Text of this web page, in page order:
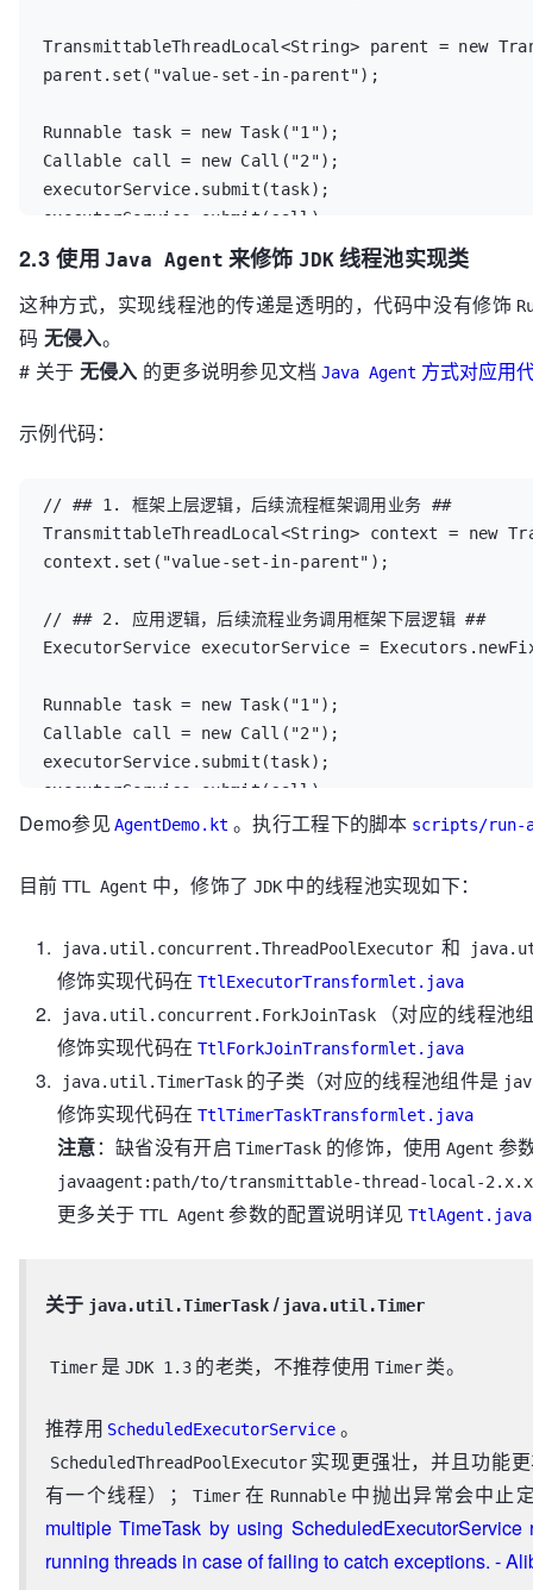
TransmittableThreadLocal<String> parent = new
parent.set("value-set-in-parent");
Runnable task = new Task("1");
Callable call = new Call("2");
executorService.submit(task);
executorService.submit(call);
//
// Task或是Call中可以读取，值是"value-set-in-parent"
String value = parent.get();
2.3 使用 Java Agent 来修饰 JDK 线程池实现类
这种方式，实现线程池的传递是透明的，代码中没有修饰
码 无侵入。
# 关于 无侵入 的更多说明参见文档 Java Agent 方式对应用
示例代码：
// ## 1. 框架上层逻辑，后续流程框架调用业务 ##
TransmittableThreadLocal<String> context = new
context.set("value-set-in-parent");
// ## 2. 应用逻辑，后续流程业务调用框架下层逻辑 ##
ExecutorService executorService =
Runnable task = new Task("1");
Callable call = new Call("2");
executorService.submit(task);
executorService.submit(call);
// Task或是Call中可以读取，值是"value-set-in-parent"
Demo参见 AgentDemo.kt 。执行工程下的脚本 scripts/run-
目前 TTL Agent 中，修饰了 JDK 中的线程池实现如下：
java.util.concurrent.ThreadPoolExecutor 和
修饰实现代码在 TtlExecutorTransformlet.java
java.util.concurrent.ForkJoinTask
（对应的线程池
修饰实现代码在 TtlForkJoinTransformlet.java
java.util.TimerTask 的子类（对应的线程池组件是
修饰实现代码在 TtlTimerTaskTransformlet.java
注意：缺省没有开启 TimerTask 的修饰，使用 Agent 参
javaagent:path/to/transmittable-thread-local-
更多关于 TTL Agent 参数的配置说明详见 TtlAgent.java
关于 java.util.TimerTask / java.util.Timer
Timer 是 JDK 1.3 的老类，不推荐使用 Timer 类。
推荐用 ScheduledExecutorService 。
ScheduledThreadPoolExecutor 实现更强壮，并且功能
有一个线程）；
Timer 在 Runnable 中抛出异常会中止
multiple TimeTask by using
running threads in case of failing to catch exceptions. -